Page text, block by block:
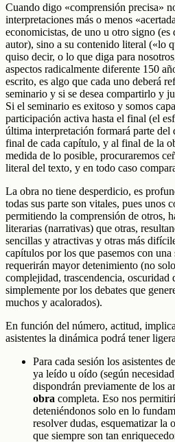
Cuando digo «comprensión precisa»
interpretaciones más o menos
economicistas, de uno u otro signo
autor), sino a su contenido literal («lo
quiso decir, o lo que diga para
aspectos radicalmente diferente 150
escrito, es algo que cada uno deberá
seminario y si se desea compartirlo y
Si el seminario es exitoso y somos
participación activa hasta el final (el
última interpretación formará parte del
final de cada capítulo, y al final de la
medida de lo posible, procuraremos
literal del texto, y en todo caso
La obra no tiene desperdicio, es
todas sus parte son vitales, pues unos
permitiendo la comprensión de otros,
literarias (narrativas) que otras,
sencillas y atractivas y otras más
capítulos por los que pasemos con
requerirán mayor detenimiento (no
complejidad, trascendencia, oscuridad
simplemente por los debates que
muchos y acalorados).
En función del número, actitud,
asistentes la dinámica podrá tener
Para cada sesión los asistentes
ya leído u oído (según
dispondrán previamente de los
obra completa. Eso nos
deteniéndonos solo en lo
resolver dudas, esquematizar la
que siempre son tan